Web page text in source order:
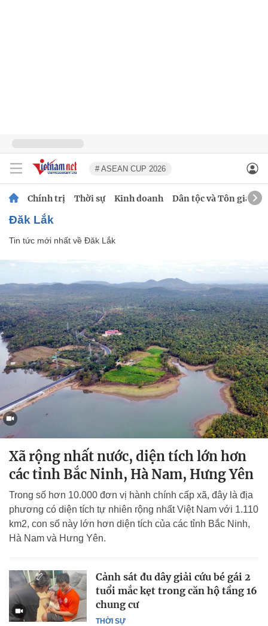
# ASEAN CUP 2026
Chính trị Thời sự Kinh doanh Dân tộc và Tôn giáo
Đăk Lắk
Tin tức mới nhất về Đăk Lắk
Xã rộng nhất nước, diện tích lớn hơn
các tỉnh Bắc Ninh, Hà Nam, Hưng Yên
Trong số hơn 10.000 đơn vị hành chính cấp xã, đây là địa
phương có diện tích tự nhiên rộng nhất Việt Nam với 1.110
km2, con số này lớn hơn diện tích của các tỉnh Bắc Ninh,
Hà Nam và Hưng Yên.
THỜI SỰ
Cảnh sát đu dây giải cứu bé gái 2
tuổi mắc kẹt trong căn hộ tầng 16
chung cư